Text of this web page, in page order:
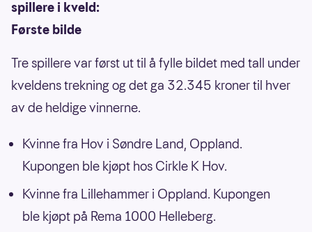
spillere i kveld:
Første bilde
Tre spillere var først ut til å fylle bildet med tall under
kveldens trekning og det ga 32.345 kroner til hver
av de heldige vinnerne.
Kvinne fra Hov i Søndre Land, Oppland.
Kupongen ble kjøpt hos Cirkle K Hov.
Kvinne fra Lillehammer i Oppland. Kupongen
ble kjøpt på Rema 1000 Helleberg.